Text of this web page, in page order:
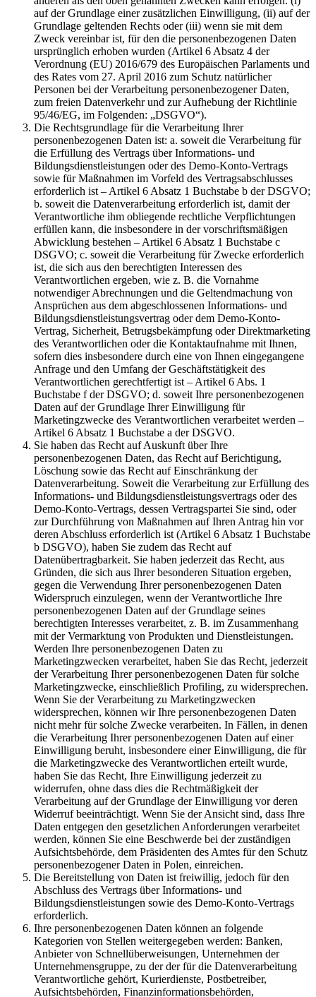
auf der Grundlage einer zusätzlichen Einwilligung, (ii) auf der
Grundlage geltenden Rechts oder (iii) wenn sie mit dem
Zweck vereinbar ist, für den die personenbezogenen Daten
ursprünglich erhoben wurden (Artikel 6 Absatz 4 der
Verordnung (EU) 2016/679 des Europäischen Parlaments und
des Rates vom 27. April 2016 zum Schutz natürlicher
Personen bei der Verarbeitung personenbezogener Daten,
zum freien Datenverkehr und zur Aufhebung der Richtlinie
95/46/EG, im Folgenden: „DSGVO“).
Die Rechtsgrundlage für die Verarbeitung Ihrer
personenbezogenen Daten ist: a. soweit die Verarbeitung für
die Erfüllung des Vertrags über Informations- und
Bildungsdienstleistungen oder des Demo-Konto-Vertrags
sowie für Maßnahmen im Vorfeld des Vertragsabschlusses
erforderlich ist – Artikel 6 Absatz 1 Buchstabe b der DSGVO;
b. soweit die Datenverarbeitung erforderlich ist, damit der
Verantwortliche ihm obliegende rechtliche Verpflichtungen
erfüllen kann, die insbesondere in der vorschriftsmäßigen
Abwicklung bestehen – Artikel 6 Absatz 1 Buchstabe c
DSGVO; c. soweit die Verarbeitung für Zwecke erforderlich
ist, die sich aus den berechtigten Interessen des
Verantwortlichen ergeben, wie z. B. die Vornahme
notwendiger Abrechnungen und die Geltendmachung von
Ansprüchen aus dem abgeschlossenen Informations- und
Bildungsdienstleistungsvertrag oder dem Demo-Konto-
Vertrag, Sicherheit, Betrugsbekämpfung oder Direktmarketing
des Verantwortlichen oder die Kontaktaufnahme mit Ihnen,
sofern dies insbesondere durch eine von Ihnen eingegangene
Anfrage und den Umfang der Geschäftstätigkeit des
Verantwortlichen gerechtfertigt ist – Artikel 6 Abs. 1
Buchstabe f der DSGVO; d. soweit Ihre personenbezogenen
Daten auf der Grundlage Ihrer Einwilligung für
Marketingzwecke des Verantwortlichen verarbeitet werden –
Artikel 6 Absatz 1 Buchstabe a der DSGVO.
Sie haben das Recht auf Auskunft über Ihre
personenbezogenen Daten, das Recht auf Berichtigung,
Löschung sowie das Recht auf Einschränkung der
Datenverarbeitung. Soweit die Verarbeitung zur Erfüllung des
Informations- und Bildungsdienstleistungsvertrags oder des
Demo-Konto-Vertrags, dessen Vertragspartei Sie sind, oder
zur Durchführung von Maßnahmen auf Ihren Antrag hin vor
deren Abschluss erforderlich ist (Artikel 6 Absatz 1 Buchstabe
b DSGVO), haben Sie zudem das Recht auf
Datenübertragbarkeit. Sie haben jederzeit das Recht, aus
Gründen, die sich aus Ihrer besonderen Situation ergeben,
gegen die Verwendung Ihrer personenbezogenen Daten
Widerspruch einzulegen, wenn der Verantwortliche Ihre
personenbezogenen Daten auf der Grundlage seines
berechtigten Interesses verarbeitet, z. B. im Zusammenhang
mit der Vermarktung von Produkten und Dienstleistungen.
Werden Ihre personenbezogenen Daten zu
Marketingzwecken verarbeitet, haben Sie das Recht, jederzeit
der Verarbeitung Ihrer personenbezogenen Daten für solche
Marketingzwecke, einschließlich Profiling, zu widersprechen.
Wenn Sie der Verarbeitung zu Marketingzwecken
widersprechen, können wir Ihre personenbezogenen Daten
nicht mehr für solche Zwecke verarbeiten. In Fällen, in denen
die Verarbeitung Ihrer personenbezogenen Daten auf einer
Einwilligung beruht, insbesondere einer Einwilligung, die für
die Marketingzwecke des Verantwortlichen erteilt wurde,
haben Sie das Recht, Ihre Einwilligung jederzeit zu
widerrufen, ohne dass dies die Rechtmäßigkeit der
Verarbeitung auf der Grundlage der Einwilligung vor deren
Widerruf beeinträchtigt. Wenn Sie der Ansicht sind, dass Ihre
Daten entgegen den gesetzlichen Anforderungen verarbeitet
werden, können Sie eine Beschwerde bei der zuständigen
Aufsichtsbehörde, dem Präsidenten des Amtes für den Schutz
personenbezogener Daten in Polen, einreichen.
Die Bereitstellung von Daten ist freiwillig, jedoch für den
Abschluss des Vertrags über Informations- und
Bildungsdienstleistungen sowie des Demo-Konto-Vertrags
erforderlich.
Ihre personenbezogenen Daten können an folgende
Kategorien von Stellen weitergegeben werden: Banken,
Anbieter von Schnellüberweisungen, Unternehmen der
Unternehmensgruppe, zu der der für die Datenverarbeitung
Verantwortliche gehört, Kurierdienste, Postbetreiber,
Aufsichtsbehörden, Finanzinformationsbehörden,